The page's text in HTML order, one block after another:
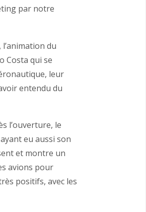
par notre
du
Costa qui se
leur
entendu du
l’ouverture, le
eu aussi son
et montre un
avions pour
positifs, avec les